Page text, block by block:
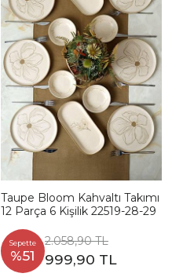
Taupe Bloom Kahvaltı Takımı
12 Parça 6 Kişilik 22519-28-29
Sepette
%51
2.058,90 TL
999,90 TL